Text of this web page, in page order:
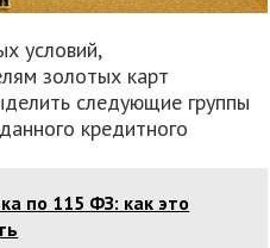
условий,
золотых карт
следующие группы
кредитного
по 115 ФЗ: как это